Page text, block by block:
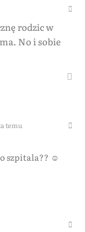
rodzic w
No i sobie
temu
szpitala?? ☺